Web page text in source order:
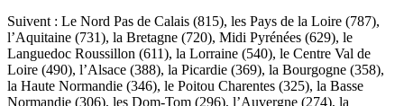
Suivent : Le Nord Pas de Calais (815), les Pays de la Loire (787),
l’Aquitaine (731), la Bretagne (720), Midi Pyrénées (629), le
Languedoc Roussillon (611), la Lorraine (540), le Centre Val de
Loire (490), l’Alsace (388), la Picardie (369), la Bourgogne (358),
la Haute Normandie (346), le Poitou Charentes (325), la Basse
Normandie (306), les Dom-Tom (296), l’Auvergne (274), la